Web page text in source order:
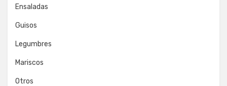
Ensaladas
Guisos
Legumbres
Mariscos
Otros